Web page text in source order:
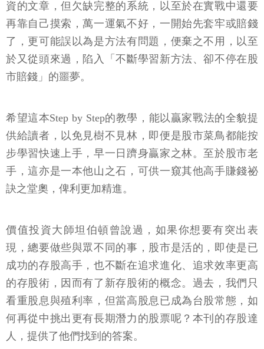
資的文章，但欠缺完整的系統，以至於在實戰中還要
再靠自己摸索，萬一運氣不好，一開始先套牢或賠錢
了，更可能誤以為是方法有問題，便棄之不用，以至
於又從頭來過，陷入「不斷學習新方法、卻不停在股
市賠錢」的噩夢。
希望這本Step by Step的教學，能以贏家戰法的全貌提
供給讀者，以免見樹不見林，即便是股市菜鳥都能按
步學習快速上手，早一日躋身贏家之林。至於股市老
手，這亦是一本他山之石，可供一窺其他高手賺錢祕
訣之堂奧，俾利更加精進。
價值投資大師坦伯頓曾說過，如果你想要有突出表
現，總要做些與眾不同的事，股市是活的，即使是已
成功的存股高手，也不斷在追求進化、追求效率更高
的存股術，因而有了新存股術的概念。過去，我們只
看重股息與殖利率，但當高股息已成為台股常態，如
何再從中挑出更有長期潛力的股票呢？本刊的存股達
人，提供了他們找到的答案。